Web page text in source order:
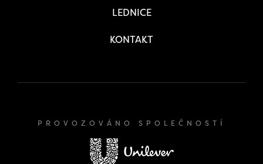
LEDNICE
KONTAKT
PROVOZOVÁNO SPOLEČNOSTÍ